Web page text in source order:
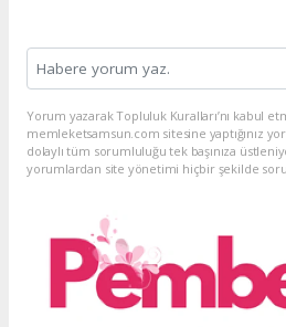
Yorum yazarak Topluluk Kuralları’nı kabul
memleketsamsun.com sitesine yaptığınız
dolaylı tüm sorumluluğu tek başınıza
yorumlardan site yönetimi hiçbir şekilde